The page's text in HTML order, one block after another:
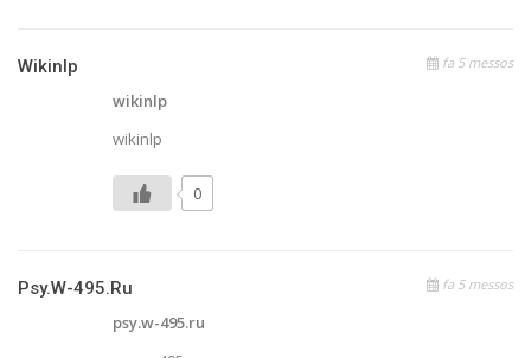
Wikinlp fa 5 messos
wikinlp
wikinlp
0
Psy.w-495.ru fa 5 messos
psy.w-495.ru